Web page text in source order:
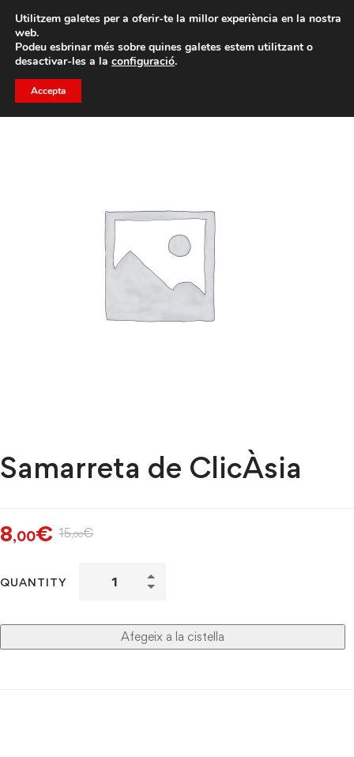
Porta un amic i emporteu-vos un total de 75€ de
descompte.
Samarreta de ClicÀsia
8,00€ 15,00€
QUANTITY
Afegeix a la cistella
Utilitzem galetes per a oferir-te la millor experiència en la nostra
web.
Podeu esbrinar més sobre quines galetes estem utilitzant o
desactivar-les a la configuració.
Accepta